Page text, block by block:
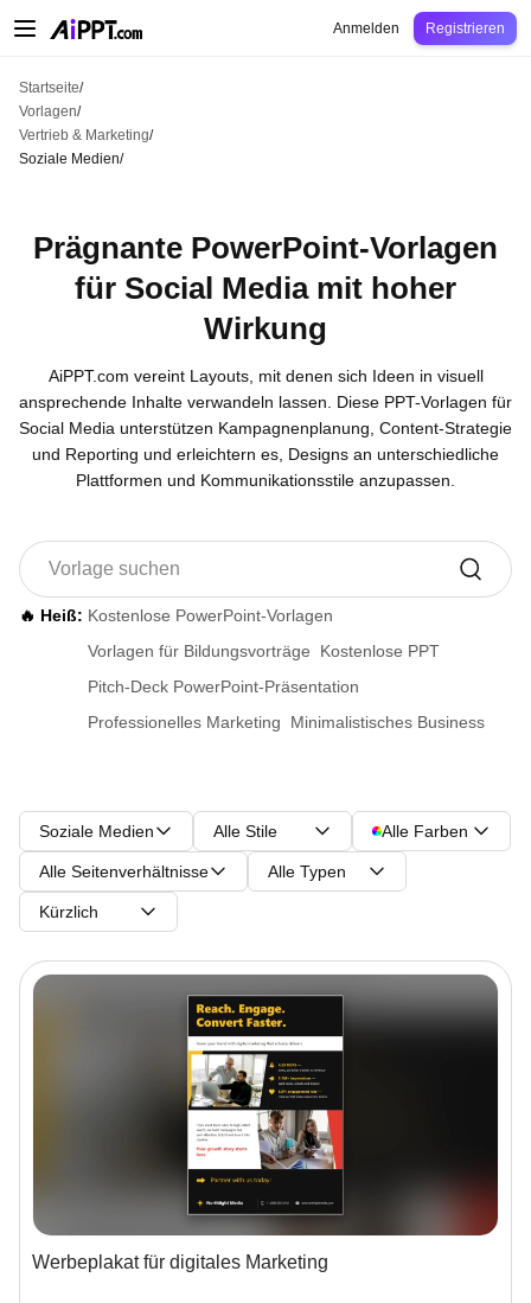
BildungLehrkraft
Anmelden Registrieren
Startseite/
Vorlagen/
Vertrieb & Marketing/
Soziale Medien/
Prägnante PowerPoint-Vorlagen
für Social Media mit hoher
Wirkung
AiPPT.com vereint Layouts, mit denen sich Ideen in visuell
ansprechende Inhalte verwandeln lassen. Diese PPT-Vorlagen für
Social Media unterstützen Kampagnenplanung, Content-Strategie
und Reporting und erleichtern es, Designs an unterschiedliche
Plattformen und Kommunikationsstile anzupassen.
🔥 Heiß: Kostenlose PowerPoint-Vorlagen
Vorlagen für Bildungsvorträge
Kostenlose PPT
Pitch-Deck PowerPoint-Präsentation
Professionelles Marketing
Minimalistisches Business
Soziale Medien Alle Stile Alle Farben
Alle Seitenverhältnisse Alle Typen
Kürzlich
Werbeplakat für digitales Marketing